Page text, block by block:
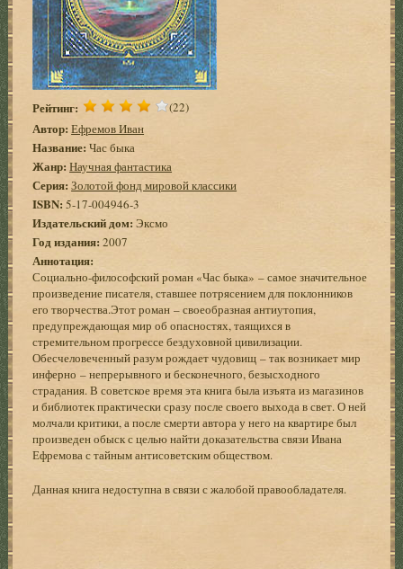
Рейтинг: (22)
Автор: Ефремов Иван
Название: Час быка
Жанр: Научная фантастика
Серия: Золотой фонд мировой классики
ISBN:5-17-004946-3
Издательский дом:Эксмо
Год издания: 2007
Аннотация:
Социально-философский роман «Час быка» – самое значительное
произведение писателя, ставшее потрясением для поклонников
его творчества.Этот роман – своеобразная антиутопия,
предупреждающая мир об опасностях, таящихся в
стремительном прогрессе бездуховной цивилизации.
Обесчеловеченный разум рождает чудовищ – так возникает мир
инферно – непрерывного и бесконечного, безысходного
страдания. В советское время эта книга была изъята из магазинов
и библиотек практически сразу после своего выхода в свет. О ней
молчали критики, а после смерти автора у него на квартире был
произведен обыск с целью найти доказательства связи Ивана
Ефремова с тайным антисоветским обществом.
Данная книга недоступна в связи с жалобой правообладателя.